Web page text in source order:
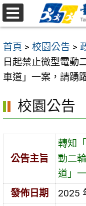
跳
至
要
內
容
首頁 > 校園公告 >
日起禁止微型電動
車道」一案，請踴
校園公告
公告主旨
轉知
動二
道」
發佈日期
2025
選
單